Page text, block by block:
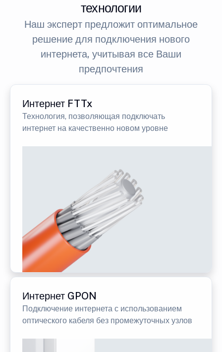
технологии
Наш эксперт предложит оптимальное
решение для подключения нового
интернета, учитывая все Ваши
предпочтения
Интернет FTTx
Технология, позволяющая подключать
интернет на качественно новом уровне
Интернет GPON
Подключение интернета с использованием
оптического кабеля без промежуточных узлов